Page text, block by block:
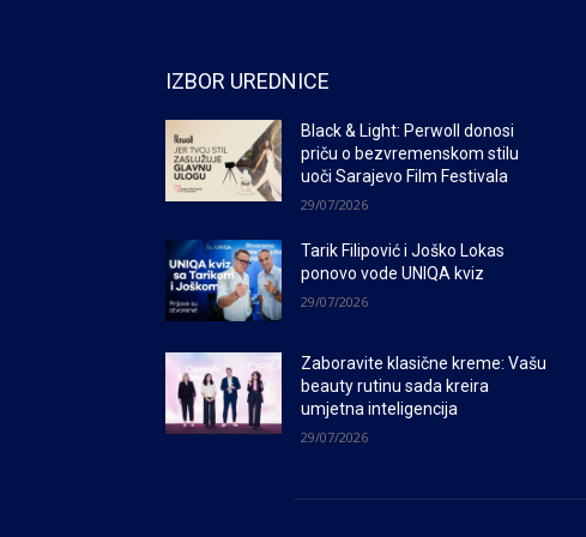
IZBOR UREDNICE
Black & Light: Perwoll donosi
priču o bezvremenskom stilu
uoči Sarajevo Film Festivala
29/07/2026
Tarik Filipović i Joško Lokas
ponovo vode UNIQA kviz
29/07/2026
Zaboravite klasične kreme: Vašu
beauty rutinu sada kreira
umjetna inteligencija
29/07/2026